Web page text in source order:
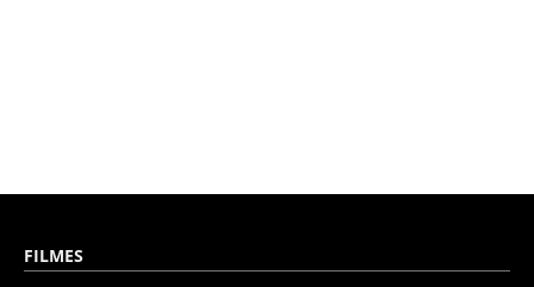
FILMES